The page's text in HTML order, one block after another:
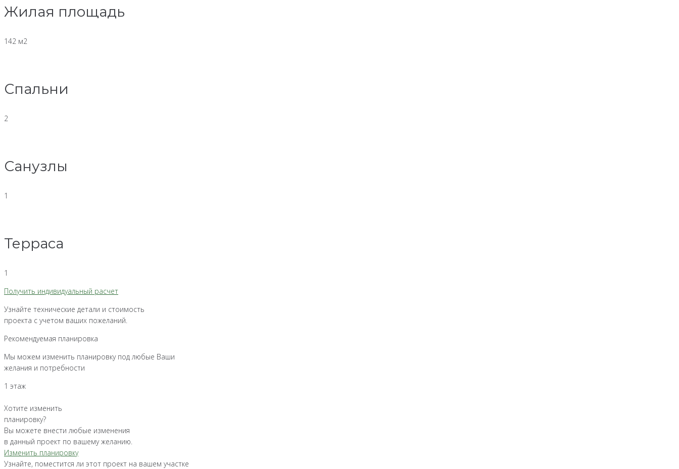
Жилая площадь
142 м2
Спальни
2
Санузлы
1
Терраса
1
Получить индивидуальный расчет
Узнайте технические детали и стоимость
проекта с учетом ваших пожеланий.
Рекомендуемая планировка
Мы можем изменить планировку под любые Ваши
желания и потребности
1 этаж
Хотите изменить
планировку?
Вы можете внести любые изменения
в данный проект по вашему желанию.
Изменить планировку
Узнайте, поместится ли этот проект на вашем участке